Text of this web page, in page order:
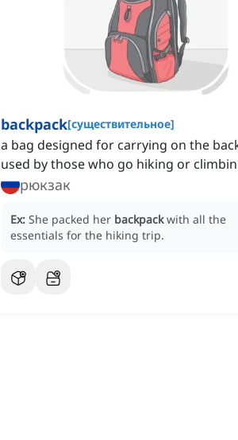
backpack[существительное]
a bag designed for carrying on the
used by those who go hiking or
рюкзак
Ex: She packed her backpack with all the
essentials for the hiking trip.